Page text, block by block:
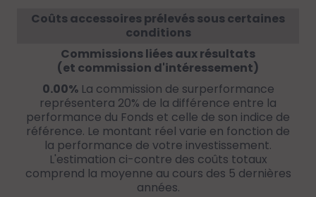
Coûts accessoires prélevés sous certaines
conditions
Commissions liées aux résultats
(et commission d'intéressement)
0.00%La commission de surperformance
représentera 20% de la différence entre la
performance du Fonds et celle de son indice de
référence. Le montant réel varie en fonction de
la performance de votre investissement.
L'estimation ci-contre des coûts totaux
comprend la moyenne au cours des 5 dernières
années.